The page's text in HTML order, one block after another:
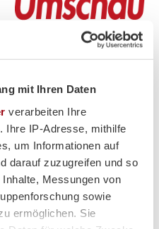
mit Ihren Daten
verarbeiten Ihre
Ihre IP-Adresse, mithilfe
um Informationen auf
darauf zuzugreifen und so
Messungen von
sowie
ermöglichen. Sie